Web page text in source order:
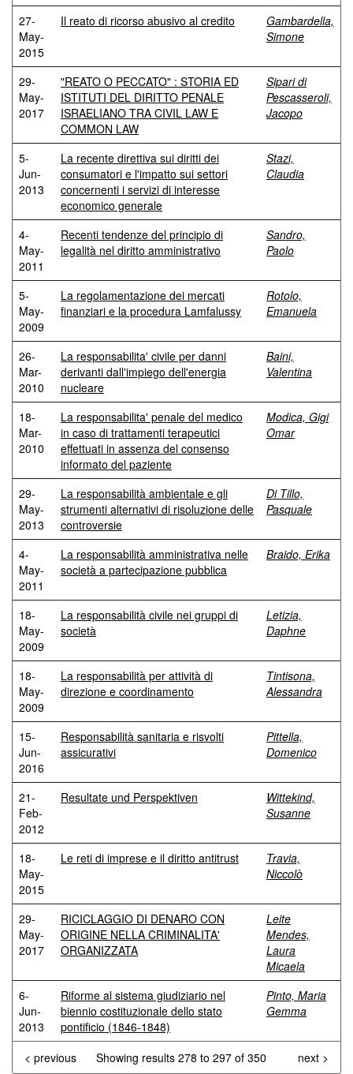
27-
May-
2015
Il reato di ricorso abusivo al credito
Gambardella,
Simone
29-
May-
2017
"REATO O PECCATO" : STORIA ED
ISTITUTI DEL DIRITTO PENALE
ISRAELIANO TRA CIVIL LAW E
COMMON LAW
Sipari di
Pescasseroli,
Jacopo
5-
Jun-
2013
La recente direttiva sui diritti dei
consumatori e l'impatto sui settori
concernenti i servizi di interesse
economico generale
Stazi,
Claudia
4-
May-
2011
Recenti tendenze del principio di
legalità nel diritto amministrativo
Sandro,
Paolo
5-
May-
2009
La regolamentazione dei mercati
finanziari e la procedura Lamfalussy
Rotolo,
Emanuela
26-
Mar-
2010
La responsabilita' civile per danni
derivanti dall'impiego dell'energia
nucleare
Baini,
Valentina
18-
Mar-
2010
La responsabilita' penale del medico
in caso di trattamenti terapeutici
effettuati in assenza del consenso
informato del paziente
Modica, Gigi
Omar
29-
May-
2013
La responsabilità ambientale e gli
strumenti alternativi di risoluzione delle
controversie
Di Tillo,
Pasquale
4-
May-
2011
La responsabilità amministrativa nelle
società a partecipazione pubblica
Braido, Erika
18-
May-
2009
La responsabilità civile nei gruppi di
società
Letizia,
Daphne
18-
May-
2009
La responsabilità per attività di
direzione e coordinamento
Tintisona,
Alessandra
15-
Jun-
2016
Responsabilità sanitaria e risvolti
assicurativi
Pittella,
Domenico
21-
Feb-
2012
Resultate und Perspektiven
Wittekind,
Susanne
18-
May-
2015
Le reti di imprese e il diritto antitrust
Travia,
Niccolò
29-
May-
2017
RICICLAGGIO DI DENARO CON
ORIGINE NELLA CRIMINALITA'
ORGANIZZATA
Leite
Mendes,
Laura
Micaela
6-
Jun-
2013
Riforme al sistema giudiziario nel
biennio costituzionale dello stato
pontificio (1846-1848)
Pinto, Maria
Gemma
Showing results 278 to 297 of 350
< previous next >